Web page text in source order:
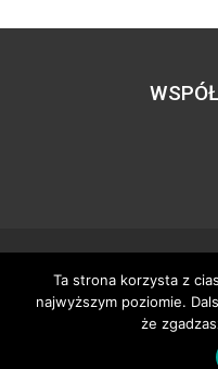
Wszystkie prawa
Dostosowanie:
Ta strona korzysta z
najwyższym poziomie.
że